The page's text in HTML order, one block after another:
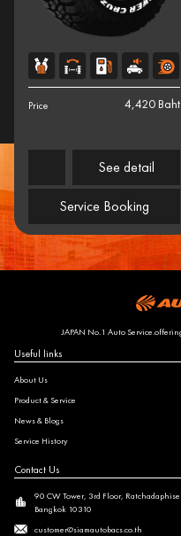
Price 4,420 Baht
See detail
Service Booking
JAPAN No.1 Auto
Useful links
About Us
Product & Service
News & Blogs
Service History
Contact Us
90 CW Tower, 3rd Floor,
Bangkok 10310
customer@siamautobacs.co.th